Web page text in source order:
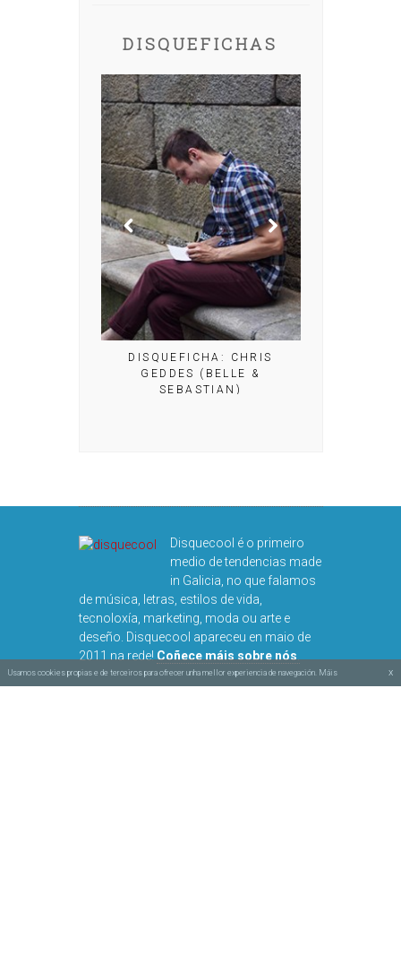
DISQUEFICHAS
DISQUEFICHA: CHRIS
GEDDES (BELLE &
SEBASTIAN)
Disquecool é o primeiro
medio de tendencias made
in Galicia, no que falamos
de música, letras, estilos de vida,
tecnoloxía, marketing, moda ou arte e
deseño. Disquecool apareceu en maio de
2011 na rede!Coñece máis sobre nós.
Usamos cookies propias e de terceiros para ofrecer unha mellor experiencia de navegación. Máis x